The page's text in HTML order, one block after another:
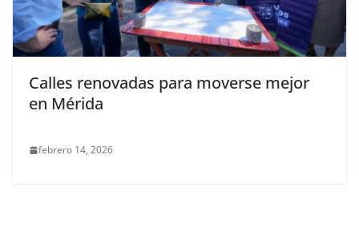
Calles renovadas para moverse mejor
en Mérida
febrero 14, 2026